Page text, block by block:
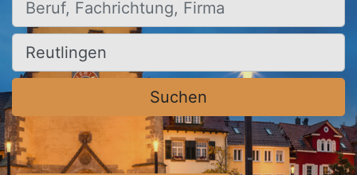
Ort, Stadt
Suchen